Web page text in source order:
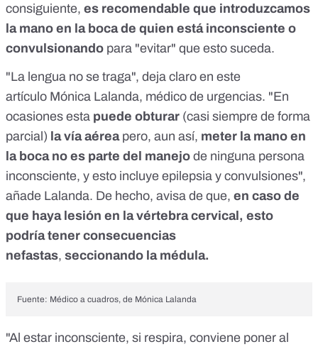
consiguiente, es recomendable que introduzcamos
la mano en la boca de quien está inconsciente o
convulsionando para "evitar" que esto suceda.
"La lengua no se traga", deja claro en este
artículo Mónica Lalanda, médico de urgencias. "En
ocasiones esta puede obturar (casi siempre de forma
parcial) la vía aéreapero, aun así, meter la mano en
la boca no es parte del manejo de ninguna persona
inconsciente, y esto incluye epilepsia y convulsiones",
añade Lalanda. De hecho, avisa de que, en caso de
que haya lesión en la vértebra cervical, esto
podría tener consecuencias
nefastas, seccionando la médula.
Fuente: Médico a cuadros, de Mónica Lalanda
"Al estar inconsciente, si respira, conviene poner al